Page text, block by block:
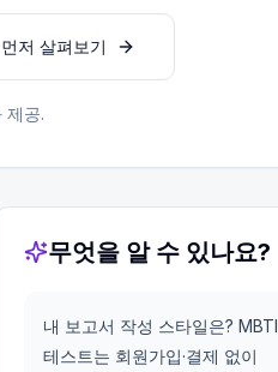
먼저 살펴보기
제공.
무엇을 알 수 있나요?
내 보고서 작성 스타일은? MBTI
테스트는 회원가입·결제 없이